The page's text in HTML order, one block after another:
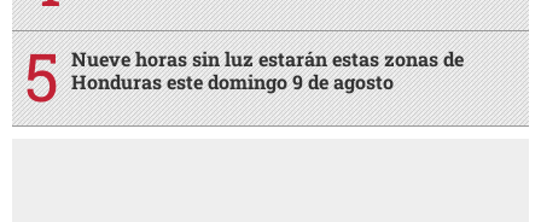
Nueve horas sin luz estarán estas zonas de
Honduras este domingo 9 de agosto